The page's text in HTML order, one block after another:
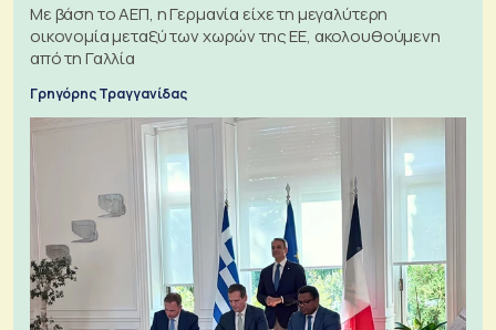
Με βάση το ΑΕΠ, η Γερμανία είχε τη μεγαλύτερη
οικονομία μεταξύ των χωρών της ΕΕ, ακολουθούμενη
από τη Γαλλία
Γρηγόρης Τραγγανίδας